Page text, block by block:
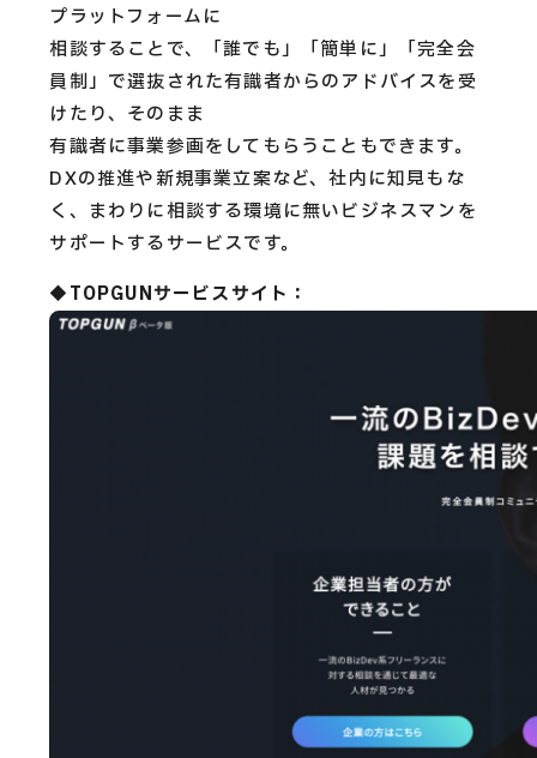
CONTACT
Privacy Policy
Security Action
プラットフォームに
相談することで、「誰でも」「簡単に」「完全会
員制」で選抜された有識者からのアドバイスを受
けたり、そのまま
有識者に事業参画をしてもらうこともできます。
DXの推進や新規事業立案など、社内に知見もな
く、まわりに相談する環境に無いビジネスマンを
サポートするサービスです。
◆TOPGUNサービスサイト：